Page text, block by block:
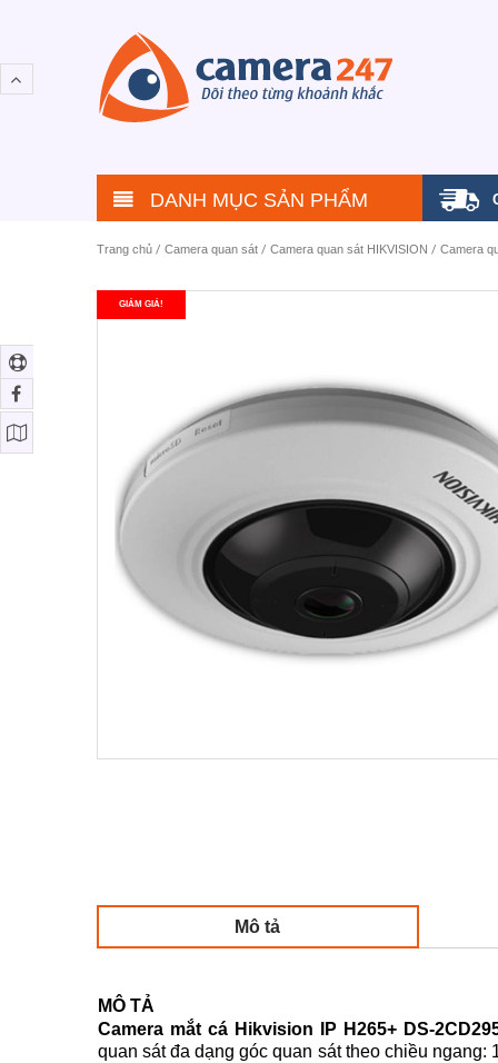
DANH MỤC SẢN PHẨM
Trang chủ / Camera quan sát / Camera quan sát HIKVISION / Camera
GIẢM GIÁ!
Mô tả
MÔ TẢ
Camera mắt cá Hikvision IP H265+ DS-
quan sát đa dạng góc quan sát theo chiều ngang: